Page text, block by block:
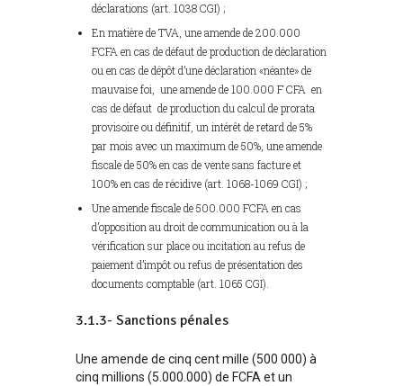
déclarations (art. 1038 CGI) ;
En matière de TVA, une amende de 200.000
FCFA en cas de défaut de production de déclaration
ou en cas de dépôt d’une déclaration «néante» de
mauvaise foi, une amende de 100.000 F CFA en
cas de défaut de production du calcul de prorata
provisoire ou définitif, un intérêt de retard de 5%
par mois avec un maximum de 50%, une amende
fiscale de 50% en cas de vente sans facture et
100% en cas de récidive (art. 1068-1069 CGI) ;
Une amende fiscale de 500.000 FCFA en cas
d’opposition au droit de communication ou à la
vérification sur place ou incitation au refus de
paiement d’impôt ou refus de présentation des
documents comptable (art. 1065 CGI).
3.1.3- Sanctions pénales
Une amende de cinq cent mille (500 000) à
cinq millions (5.000.000) de FCFA et un